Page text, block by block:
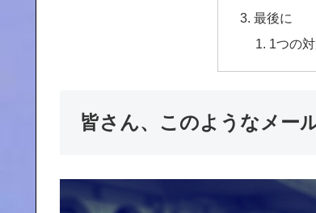
最後に
1つの
皆さん、このようなメー